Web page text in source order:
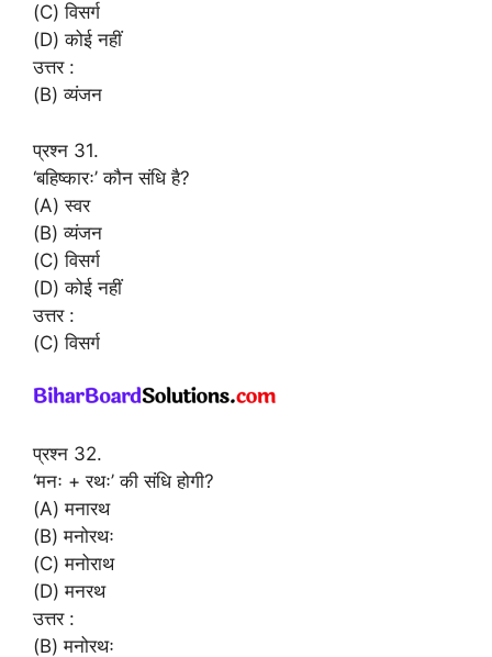
(C) विसर्ग
(D) कोई नहीं
उत्तर :
(B) व्यंजन
प्रश्न 31.
‘बहिष्कारः’ कौन संधि है?
(A) स्वर
(B) व्यंजन
(C) विसर्ग
(D) कोई नहीं
उत्तर :
(C) विसर्ग
प्रश्न 32.
‘मनः + रथः’ की संधि होगी?
(A) मनारथ
(B) मनोरथः
(C) मनोराथ
(D) मनरथ
उत्तर :
(B) मनोरथः